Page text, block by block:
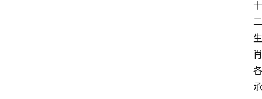
十
二
生
肖
各
承